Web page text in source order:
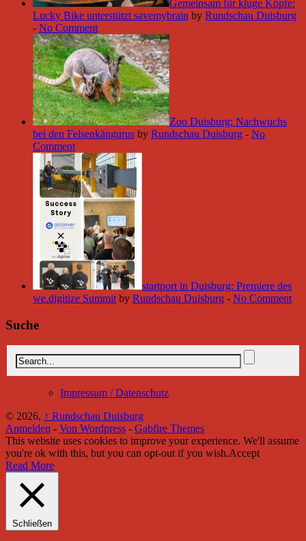
Gemeinsam für kluge Köpfe:
Lucky Bike unterstützt savemybrain by Rundschau Duisburg
- No Comment
Zoo Duisburg: Nachwuchs
bei den Felsenkängurus by Rundschau Duisburg - No
Comment
startport in Duisburg: Premiere des
we.digitize Summit by Rundschau Duisburg - No Comment
Suche
Impressum / Datenschutz
© 2026, ↑ Rundschau Duisburg
Anmelden - Von Wordpress - Gabfire Themes
This website uses cookies to improve your experience. We'll assume
you're ok with this, but you can opt-out if you wish.Accept
Read More
Schließen